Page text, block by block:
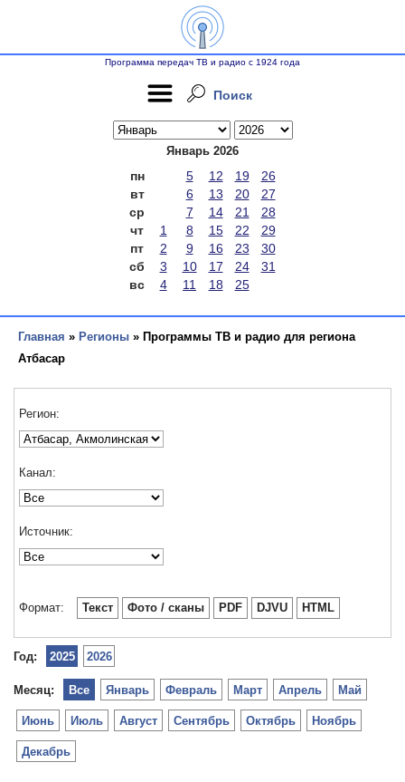
Программа передач ТВ и радио с 1924 года
Поиск
Январь 2026
пн 5 12 19
26
вт
6 13 20
27
ср
7 14 21
28
чт
1 8 15 22
29
пт
2 9 16 23
30
сб
3 10 17 24
31
вс
4 11 18 25
Главная » Регионы » Программы ТВ и радио для региона
Атбасар
Регион:
Канал:
Источник:
Формат: Текст Фото / сканы PDF DJVU HTML
Год: 2025 2026
Месяц: Январь Февраль Март Апрель Май
Июнь Июль Август Сентябрь Октябрь Ноябрь
Декабрь
Все